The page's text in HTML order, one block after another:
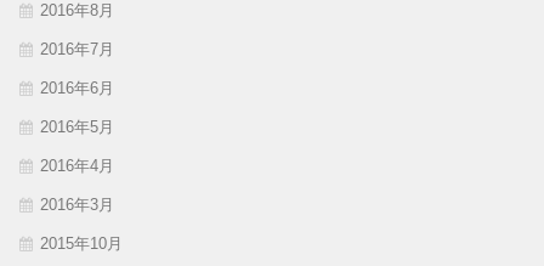
2016年8月
2016年7月
2016年6月
2016年5月
2016年4月
2016年3月
2015年10月